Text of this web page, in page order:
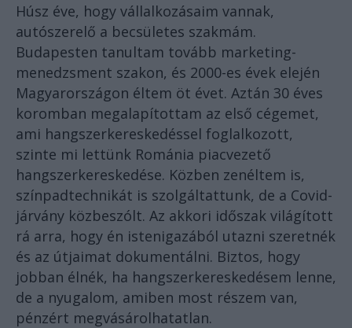
Húsz éve, hogy vállalkozásaim vannak,
autószerelő a becsületes szakmám.
Budapesten tanultam tovább marketing-
menedzsment szakon, és 2000-es évek elején
Magyarországon éltem öt évet. Aztán 30 éves
koromban megalapítottam az első cégemet,
ami hangszerkereskedéssel foglalkozott,
szinte mi lettünk Románia piacvezető
hangszerkereskedése. Közben zenéltem is,
színpadtechnikát is szolgáltattunk, de a Covid-
járvány közbeszólt. Az akkori időszak világított
rá arra, hogy én istenigazából utazni szeretnék
és az útjaimat dokumentálni. Biztos, hogy
jobban élnék, ha hangszerkereskedésem lenne,
de a nyugalom, amiben most részem van,
pénzért megvásárolhatatlan.